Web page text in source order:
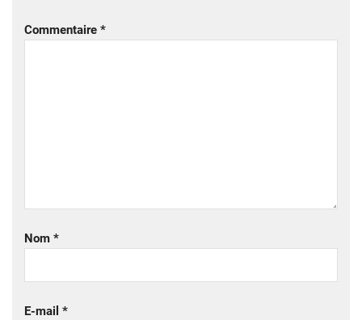
Commentaire *
Nom *
E-mail *